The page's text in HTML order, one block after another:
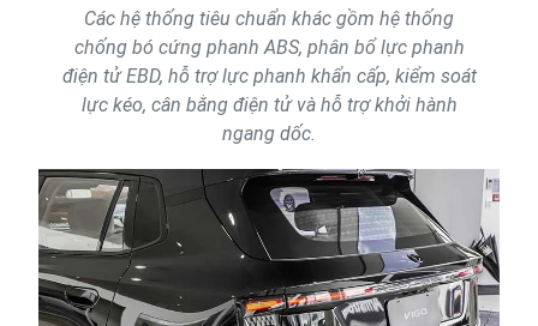
Các hệ thống tiêu chuẩn khác gồm hệ thống
chống bó cứng phanh ABS, phân bổ lực phanh
điện tử EBD, hỗ trợ lực phanh khẩn cấp, kiểm soát
lực kéo, cân bằng điện tử và hỗ trợ khởi hành
ngang dốc.